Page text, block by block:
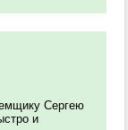
Сергею
и